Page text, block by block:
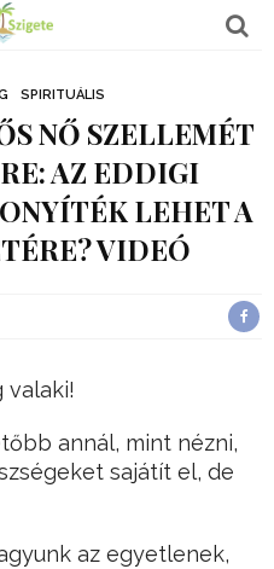
SPIRITUÁLIS
NŐ SZELLEMÉT
AZ EDDIGI
LEHET A
VIDEÓ
valaki!
annál, mint nézni,
sajátít el, de
az egyetlenek,